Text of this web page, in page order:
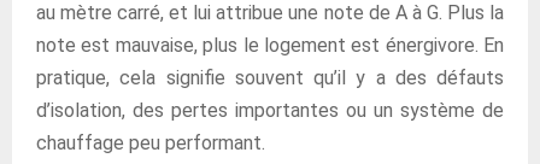
au mètre carré, et lui attribue une note de A à G. Plus la
note est mauvaise, plus le logement est énergivore. En
pratique, cela signifie souvent qu’il y a des défauts
d’isolation, des pertes importantes ou un système de
chauffage peu performant.